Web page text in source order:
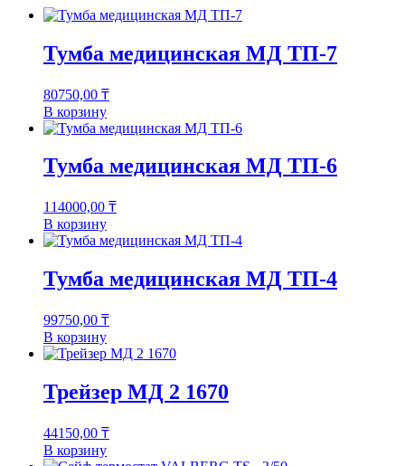
Тумба медицинская МД ТП-7
80750,00 ₸
В корзину
Тумба медицинская МД ТП-6
114000,00 ₸
В корзину
Тумба медицинская МД ТП-4
99750,00 ₸
В корзину
Трейзер MД 2 1670
44150,00 ₸
В корзину